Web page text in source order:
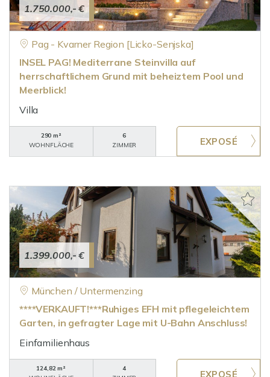
1.750.000,- €
Pag - Kvarner Region [Licko-Senjska]
INSEL PAG! Mediterrane Steinvilla auf
herrschaftlichem Grund mit beheiztem Pool und
Meerblick!
Villa
290 m²
WOHNFLÄCHE
6
ZIMMER
1.399.000,- €
München / Untermenzing
****VERKAUFT!***Ruhiges EFH mit pflegeleichtem
Garten, in gefragter Lage mit U-Bahn Anschluss!
Einfamilienhaus
124,82 m²
4